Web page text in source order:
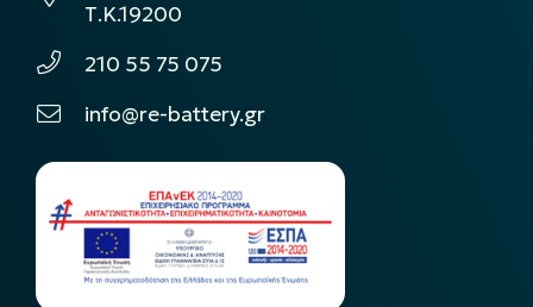
Τ.Κ.19200
210 55 75 075
info@re-battery.gr